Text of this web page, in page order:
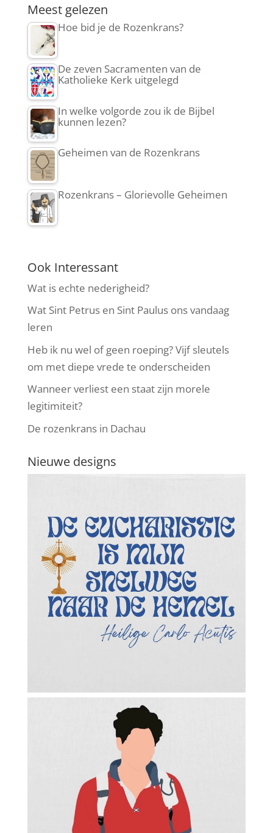
Meest gelezen
Hoe bid je de Rozenkrans?
De zeven Sacramenten van de
Katholieke Kerk uitgelegd
In welke volgorde zou ik de Bijbel
kunnen lezen?
Geheimen van de Rozenkrans
Rozenkrans – Glorievolle Geheimen
Ook Interessant
Wat is echte nederigheid?
Wat Sint Petrus en Sint Paulus ons vandaag
leren
Heb ik nu wel of geen roeping? Vijf sleutels
om met diepe vrede te onderscheiden
Wanneer verliest een staat zijn morele
legitimiteit?
De rozenkrans in Dachau
Nieuwe designs